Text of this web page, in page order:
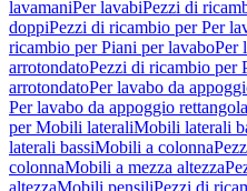
lavamaniPer lavabiPezzi di
doppiPezzi di ricambio per Per
ricambio per Piani per lavaboPer
arrotondatoPezzi di ricambio per
arrotondatoPer lavabo da
Per lavabo da appoggio
per Mobili lateraliMobili laterali
laterali bassiMobili a colonna
colonnaMobili a mezza altezza
altezzaMobili pensiliPezzi di